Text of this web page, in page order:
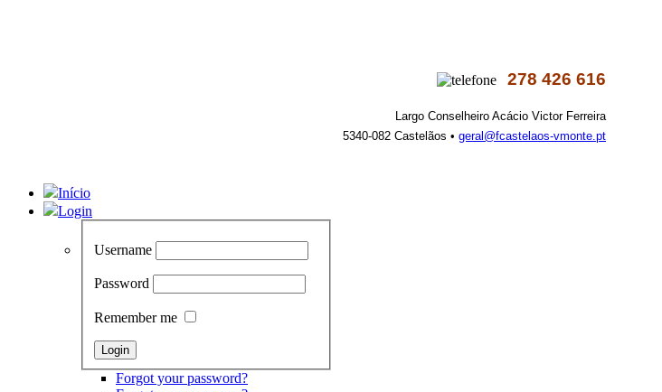
278 426 616
Largo Conselheiro Acácio Victor Ferreira
5340-082 Castelãos • geral@fcastelaos-vmonte.pt
Início
Login
Username
Password
Remember me
Forgot your password?